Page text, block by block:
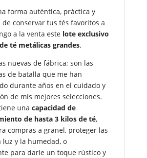
forma auténtica, práctica y
de conservar tus tés favoritos a
a la venta este lote exclusivo
té metálicas grandes.
nuevas de fábrica; son las
de batalla que me han
durante años en el cuidado y
de mis mejores selecciones.
una capacidad de
de hasta 3 kilos de té,
compras a granel, proteger las
luz y la humedad, o
para darle un toque rústico y